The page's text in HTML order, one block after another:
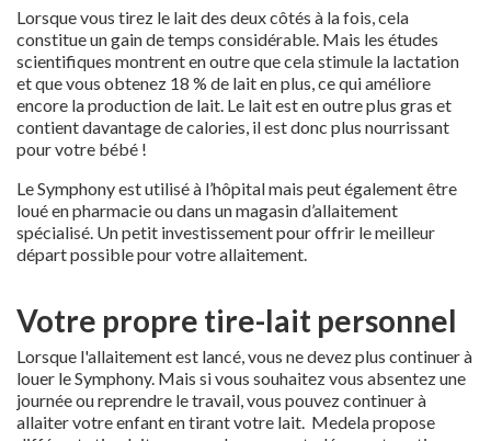
Lorsque vous tirez le lait des deux côtés à la fois, cela
constitue un gain de temps considérable. Mais les études
scientifiques montrent en outre que cela stimule la lactation
et que vous obtenez 18 % de lait en plus, ce qui améliore
encore la production de lait. Le lait est en outre plus gras et
contient davantage de calories, il est donc plus nourrissant
pour votre bébé !
Le Symphony est utilisé à l’hôpital mais peut également être
loué en pharmacie ou dans un magasin d’allaitement
spécialisé. Un petit investissement pour offrir le meilleur
départ possible pour votre allaitement.
Votre propre tire-lait personnel
Lorsque l'allaitement est lancé, vous ne devez plus continuer à
louer le Symphony. Mais si vous souhaitez vous absentez une
journée ou reprendre le travail, vous pouvez continuer à
allaiter votre enfant en tirant votre lait. Medela propose